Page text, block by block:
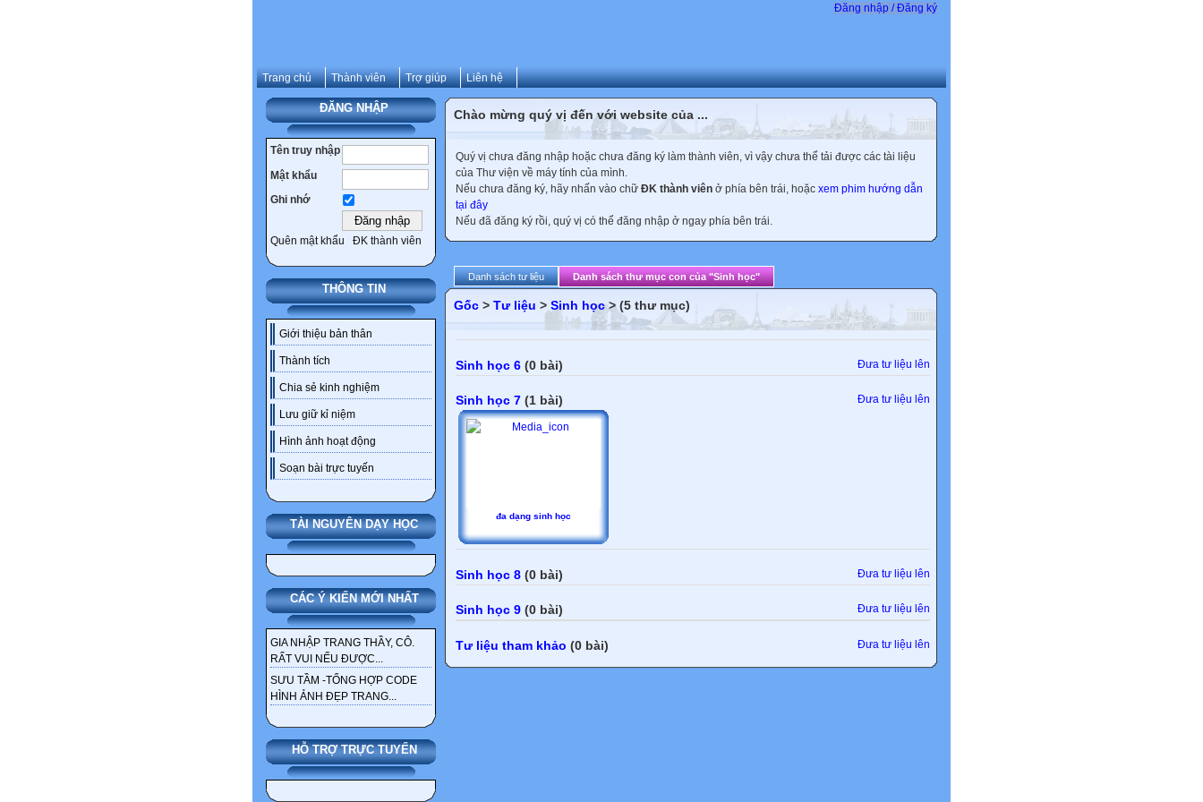
Đăng nhập / Đăng ký
Trang chủ Thành viên Trợ giúp Liên hệ
ĐĂNG NHẬP
Tên truy nhập
Mật khẩu
Ghi nhớ
Quên mật khẩu ĐK thành viên
THÔNG TIN
Giới thiệu bản thân
Thành tích
Chia sẻ kinh nghiệm
Lưu giữ kỉ niệm
Hình ảnh hoạt động
Soạn bài trực tuyến
TÀI NGUYÊN DẠY HỌC
CÁC Ý KIẾN MỚI NHẤT
GIA NHẬP TRANG THẦY, CÔ.
RẤT VUI NẾU ĐƯỢC...
SƯU TẦM -TỔNG HỢP CODE
HÌNH ẢNH ĐẸP TRANG...
HỖ TRỢ TRỰC TUYẾN
Chào mừng quý vị đến với website của ...
Quý vị chưa đăng nhập hoặc chưa đăng ký làm thành viên, vì vậy chưa thể tải được các tài liệu
của Thư viện về máy tính của mình.
Nếu chưa đăng ký, hãy nhấn vào chữ ĐK thành viên ở phía bên trái, hoặc xem phim hướng dẫn
tại đây
Nếu đã đăng ký rồi, quý vị có thể đăng nhập ở ngay phía bên trái.
Danh sách tư liệu Danh sách thư mục con của "Sinh học"
Gốc > Tư liệu > Sinh học> (5 thư mục)
Đưa tư liệu lên
Sinh học 6 (0 bài)
Đưa tư liệu lên
Sinh học 7 (1 bài)
đa dạng sinh học
Đưa tư liệu lên
Sinh học 8 (0 bài)
Đưa tư liệu lên
Sinh học 9 (0 bài)
Đưa tư liệu lên
Tư liệu tham khảo (0 bài)